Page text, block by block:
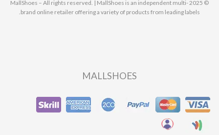
© 2025 MallShoes – All rights reserved. | MallShoes is an independent multi-
brand online retailer offering a variety of products from leading labels.
MALLSHOES